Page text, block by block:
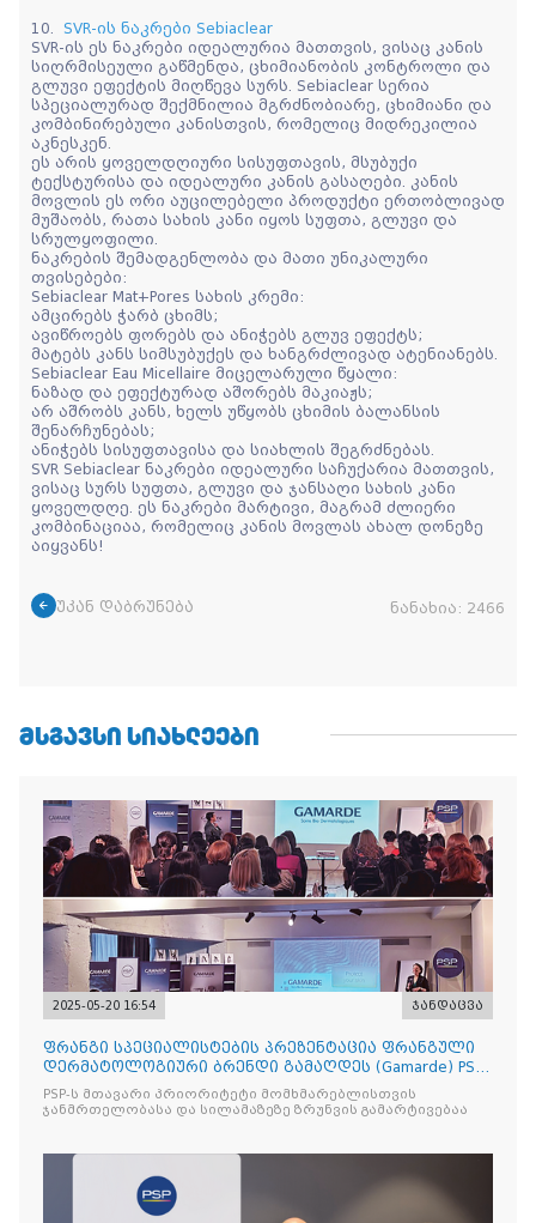
10. SVR-ის ნაკრები Sebiaclear
SVR-ის ეს ნაკრები იდეალურია მათთვის, ვისაც კანის
სიღრმისეული გაწმენდა, ცხიმიანობის კონტროლი და
გლუვი ეფექტის მიღწევა სურს. Sebiaclear სერია
სპეციალურად შექმნილია მგრძნობიარე, ცხიმიანი და
კომბინირებული კანისთვის, რომელიც მიდრეკილია
აკნესკენ.
ეს არის ყოველდღიური სისუფთავის, მსუბუქი
ტექსტურისა და იდეალური კანის გასაღები. კანის
მოვლის ეს ორი აუცილებელი პროდუქტი ერთობლივად
მუშაობს, რათა სახის კანი იყოს სუფთა, გლუვი და
სრულყოფილი.
ნაკრების შემადგენლობა და მათი უნიკალური
თვისებები:
Sebiaclear Mat+Pores სახის კრემი:
ამცირებს ჭარბ ცხიმს;
ავიწროებს ფორებს და ანიჭებს გლუვ ეფექტს;
მატებს კანს სიმსუბუქეს და ხანგრძლივად ატენიანებს.
Sebiaclear Eau Micellaire მიცელარული წყალი:
ნაზად და ეფექტურად აშორებს მაკიაჟს;
არ აშრობს კანს, ხელს უწყობს ცხიმის ბალანსის
შენარჩუნებას;
ანიჭებს სისუფთავისა და სიახლის შეგრძნებას.
SVR Sebiaclear ნაკრები იდეალური საჩუქარია მათთვის,
ვისაც სურს სუფთა, გლუვი და ჯანსაღი სახის კანი
ყოველდღე. ეს ნაკრები მარტივი, მაგრამ ძლიერი
კომბინაციაა, რომელიც კანის მოვლას ახალ დონეზე
აიყვანს!
უკან დაბრუნება ნანახია: 2466
ᲛᲡᲒᲐᲕᲡᲘ ᲡᲘᲐᲮᲚᲔᲔᲑᲘ
2025-05-20 16:54 ჯანდაცვა
ფრანგი სპეციალისტების პრეზენტაცია ფრანგული
დერმატოლოგიური ბრენდი გამაღდეს (Gamarde) PSP-
ს ქსელის თან
PSP-ს მთავარი პრიორიტეტი მომხმარებლისთვის
ჯანმრთელობასა და სილამაზეზე ზრუნვის გამარტივებაა